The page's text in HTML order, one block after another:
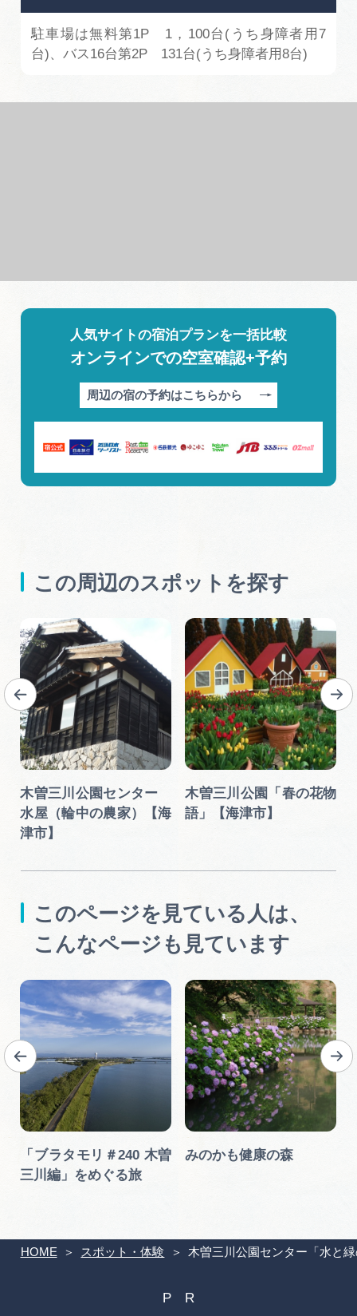
HOME スポット・体験 木曽三川公園センター「水と
駐車場は無料第1P 1，100台(うち身障者用7
台)、バス16台第2P 131台(うち身障者用8台)
人気サイトの宿泊プランを一括比較
オンラインでの空室確認+予約
周辺の宿の予約はこちらから
この周辺のスポットを探す
木曽三川公園センター
水屋（輪中の農家）【海
津市】
木曽三川公園「春の花物
語」【海津市】
このページを見ている人は、
こんなページも見ています
「ブラタモリ＃240 木曽
三川編」をめぐる旅
みのかも健康の森